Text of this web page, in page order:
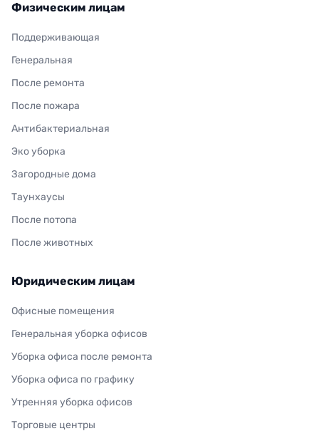
Физическим лицам
Поддерживающая
Генеральная
После ремонта
После пожара
Антибактериальная
Эко уборка
Загородные дома
Таунхаусы
После потопа
После животных
Юридическим лицам
Офисные помещения
Генеральная уборка офисов
Уборка офиса после ремонта
Уборка офиса по графику
Утренняя уборка офисов
Торговые центры